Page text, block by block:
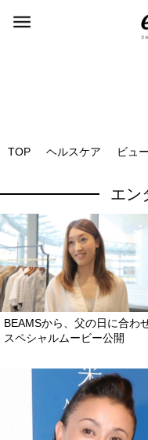
TOP ヘルスケア ビュ
エン
BEAMSから、父の日に合わ
スペシャルムービー公開